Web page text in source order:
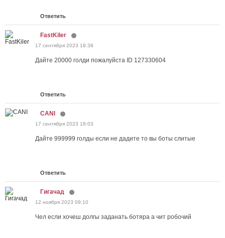
Ответить
FastKiler
17 сентября 2023 18:38
Дайте 20000 голди пожалуйста ID 127330604
Ответить
CANI
17 сентября 2023 18:03
Дайте 999999 голды если не дадите то вы боты слитые
Ответить
Гигачад
12 ноября 2023 09:10
Чел если хочеш долгы заданать ботяра а чит робочий